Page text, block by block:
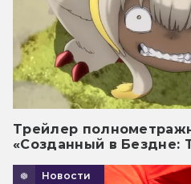
Трейлер
«Созданный в Бездне:
Новости